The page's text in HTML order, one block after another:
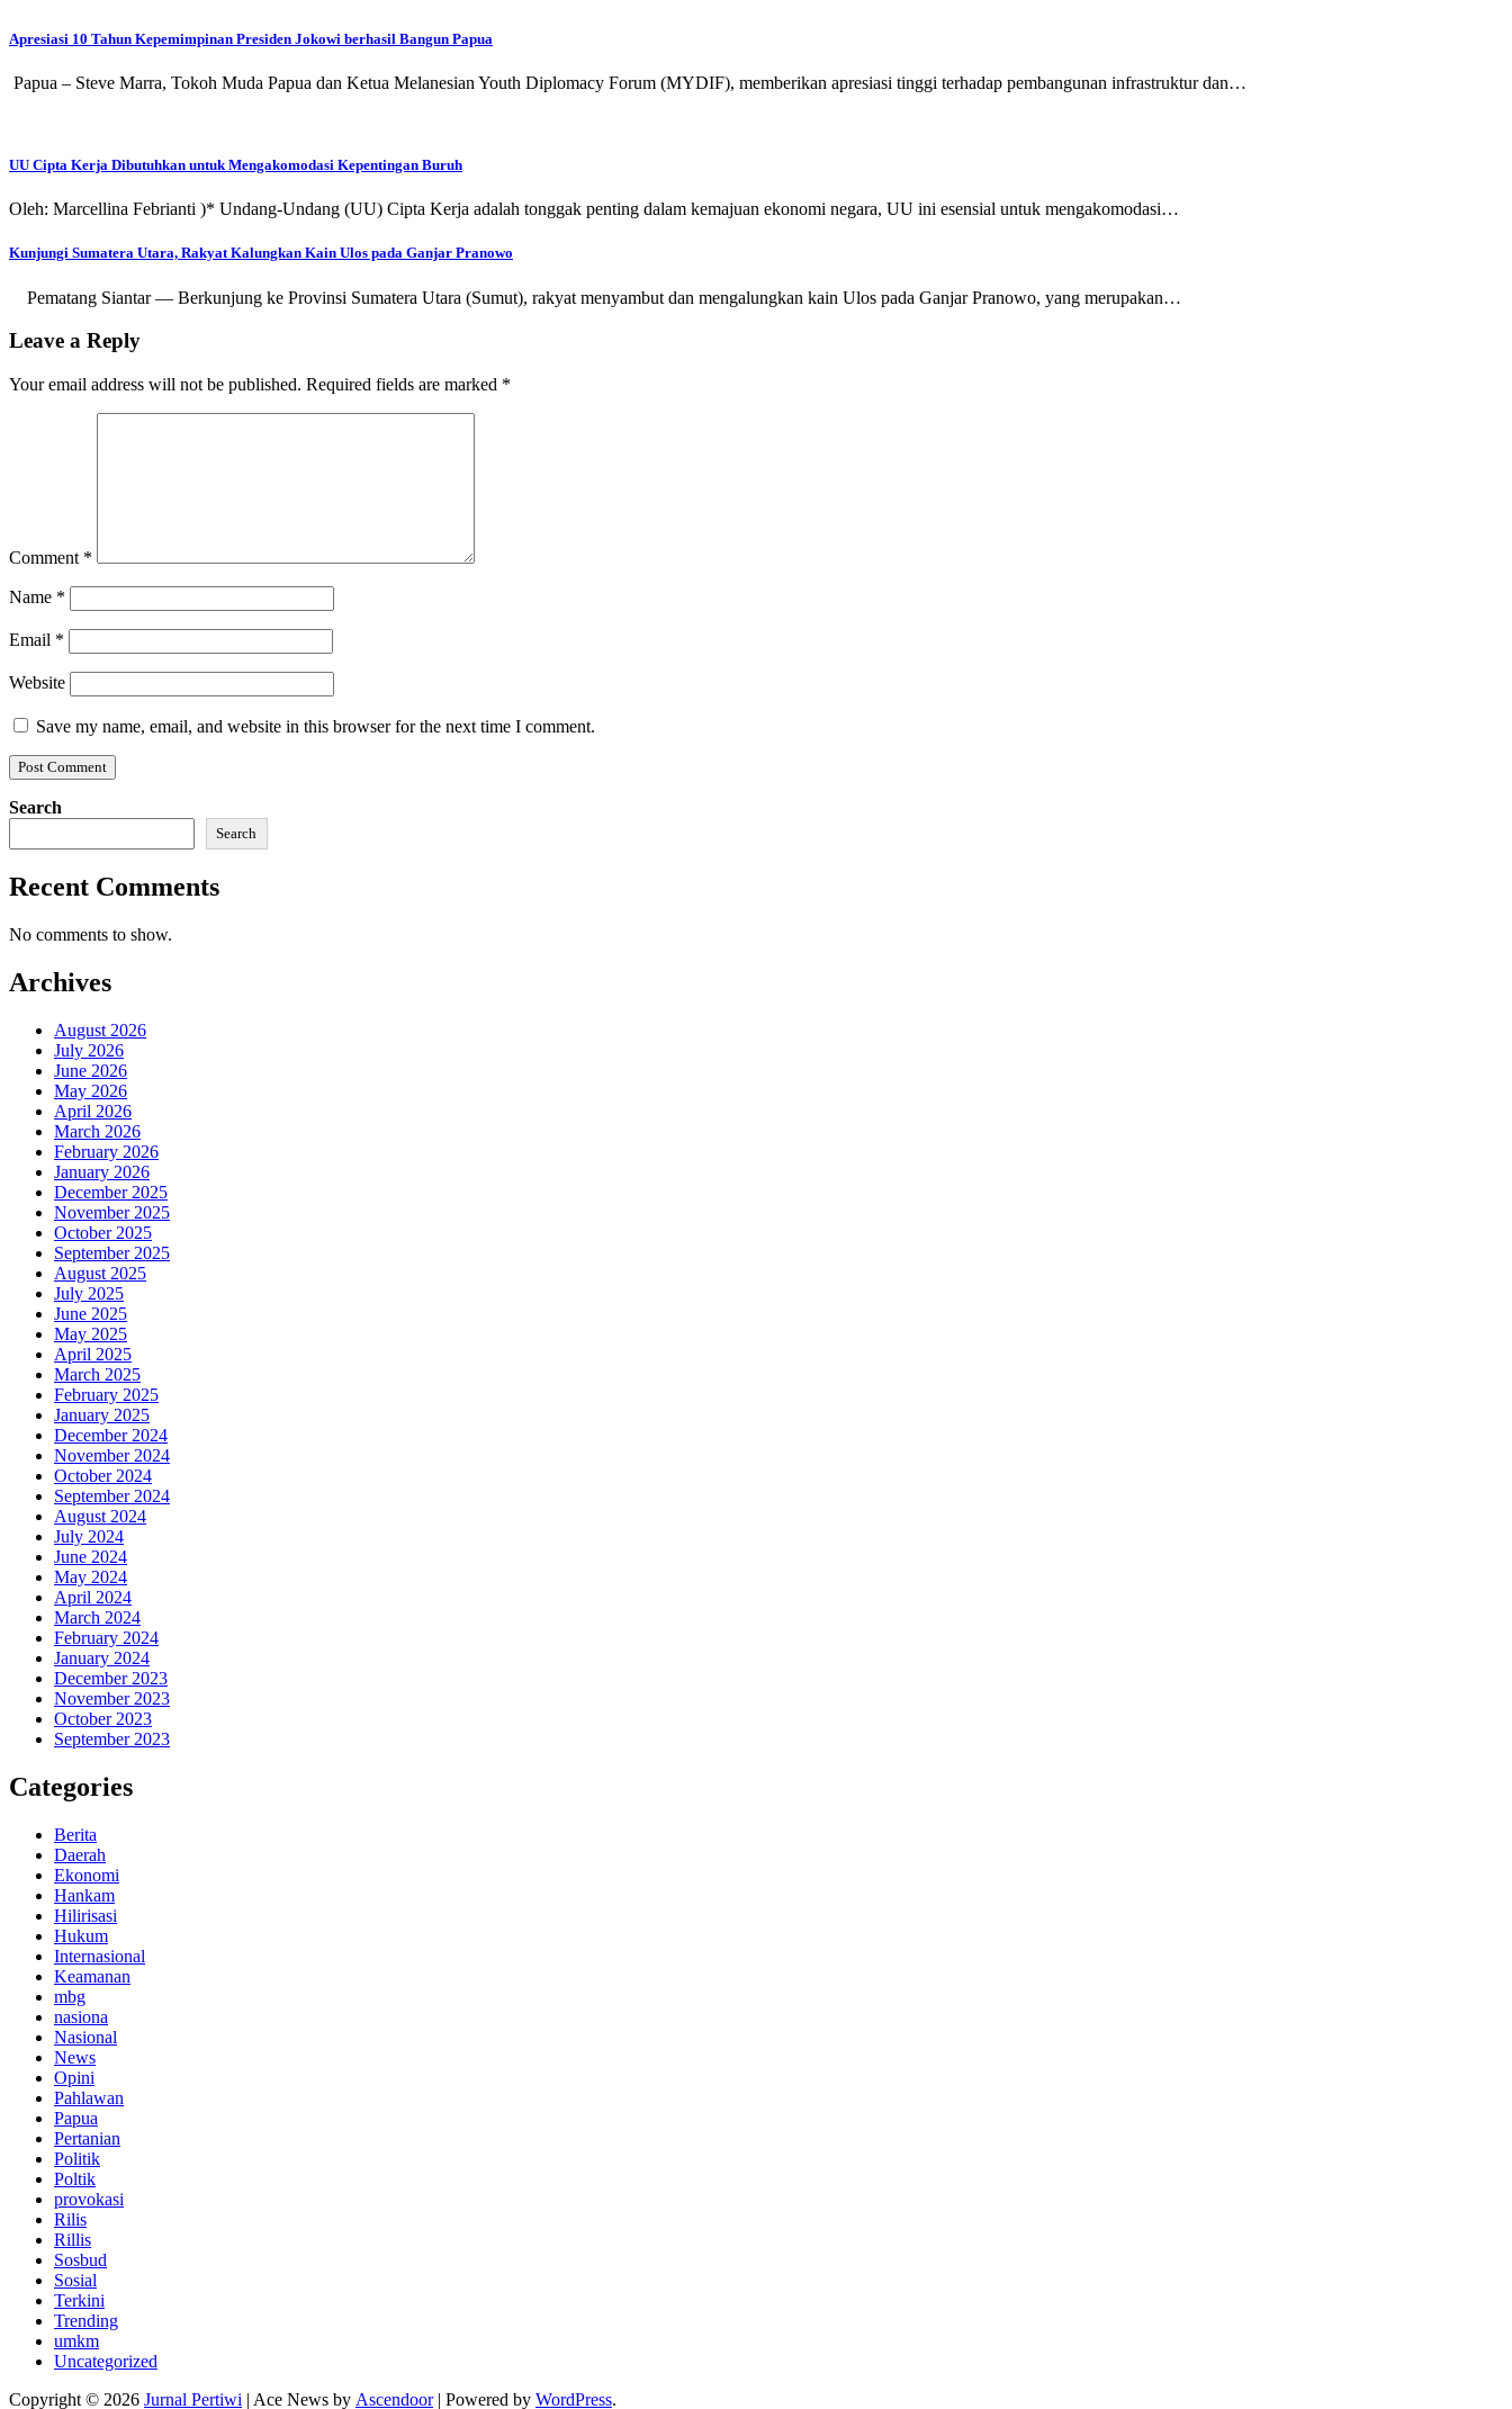
Apresiasi 10 Tahun Kepemimpinan Presiden Jokowi berhasil Bangun Papua
Papua – Steve Marra, Tokoh Muda Papua dan Ketua Melanesian Youth Diplomacy Forum (MYDIF), memberikan apresiasi tinggi terhadap pembangunan infrastruktur dan…
UU Cipta Kerja Dibutuhkan untuk Mengakomodasi Kepentingan Buruh
Oleh: Marcellina Febrianti )* Undang-Undang (UU) Cipta Kerja adalah tonggak penting dalam kemajuan ekonomi negara, UU ini esensial untuk mengakomodasi…
Kunjungi Sumatera Utara, Rakyat Kalungkan Kain Ulos pada Ganjar Pranowo
Pematang Siantar — Berkunjung ke Provinsi Sumatera Utara (Sumut), rakyat menyambut dan mengalungkan kain Ulos pada Ganjar Pranowo, yang merupakan…
Leave a Reply
Your email address will not be published. Required fields are marked *
Comment *
Name *
Email *
Website
Save my name, email, and website in this browser for the next time I comment.
Search
Search
Recent Comments
No comments to show.
Archives
August 2026
July 2026
June 2026
May 2026
April 2026
March 2026
February 2026
January 2026
December 2025
November 2025
October 2025
September 2025
August 2025
July 2025
June 2025
May 2025
April 2025
March 2025
February 2025
January 2025
December 2024
November 2024
October 2024
September 2024
August 2024
July 2024
June 2024
May 2024
April 2024
March 2024
February 2024
January 2024
December 2023
November 2023
October 2023
September 2023
Categories
Berita
Daerah
Ekonomi
Hankam
Hilirisasi
Hukum
Internasional
Keamanan
mbg
nasiona
Nasional
News
Opini
Pahlawan
Papua
Pertanian
Politik
Poltik
provokasi
Rilis
Rillis
Sosbud
Sosial
Terkini
Trending
umkm
Uncategorized
Copyright © 2026 Jurnal Pertiwi | Ace News by Ascendoor| Powered by WordPress.